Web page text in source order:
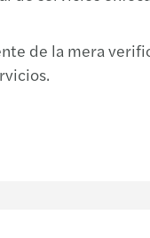
de la mera